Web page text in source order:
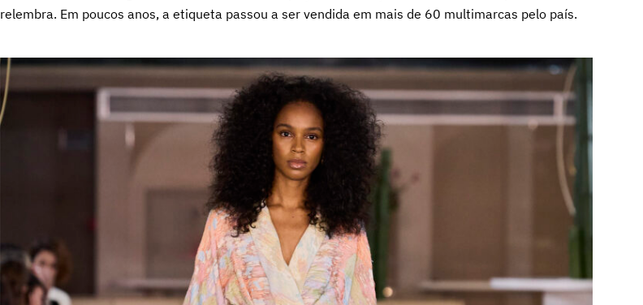
relembra. Em poucos anos, a etiqueta passou a ser vendida em mais de 60 multimarcas pelo país.